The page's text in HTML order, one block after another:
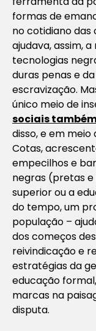
formas de
no cotidiano das
ajudava, assim,
tecnologias
duras penas e
escravização.
único meio de
sociais
disso, e em
Cotas,
empecilhos e
negras (pretas
superior ou a
do tempo, um
população –
dos começos
reivindicação e
estratégias da
educação
marcas na
disputa.